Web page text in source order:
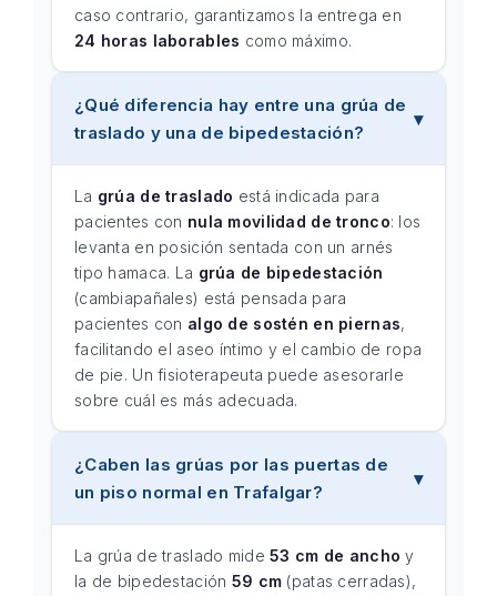
caso contrario, garantizamos la entrega en
24 horas laborables como máximo.
¿Qué diferencia hay entre una grúa de
traslado y una de bipedestación?
La grúa de traslado está indicada para
pacientes con nula movilidad de tronco: los
levanta en posición sentada con un arnés
tipo hamaca. La grúa de bipedestación
(cambiapañales) está pensada para
pacientes con algo de sostén en piernas,
facilitando el aseo íntimo y el cambio de ropa
de pie. Un fisioterapeuta puede asesorarle
sobre cuál es más adecuada.
¿Caben las grúas por las puertas de
un piso normal en Trafalgar?
La grúa de traslado mide53 cm de ancho y
la de bipedestación 59 cm (patas cerradas),